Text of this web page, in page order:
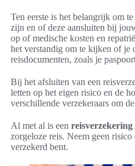
Ten eerste is het belangrijk om
zijn en of deze aansluiten bij
op of medische kosten en
het verstandig om te kijken of je
reisdocumenten, zoals je
Bij het afsluiten van een
letten op het eigen risico en de
verschillende verzekeraars om
Al met al is een
zorgeloze reis. Neem geen
verzekerd bent.